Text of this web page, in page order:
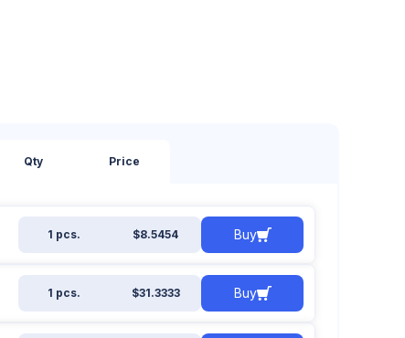
Qty Price
1 pcs. $8.5454 Buy
1 pcs. $31.3333 Buy